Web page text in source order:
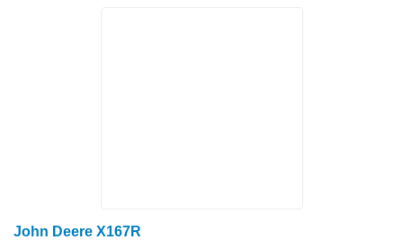
John Deere X167R